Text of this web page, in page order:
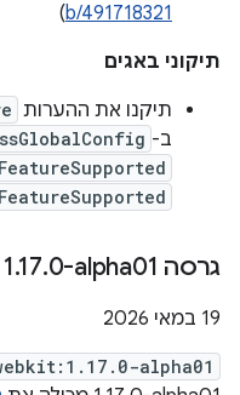
b/491718321
)
תיקוני באגים
תיקנו את ההערות
ב-
גרסה ‎1 .17.0-alpha01
‫19 במאי 2026
alpha01